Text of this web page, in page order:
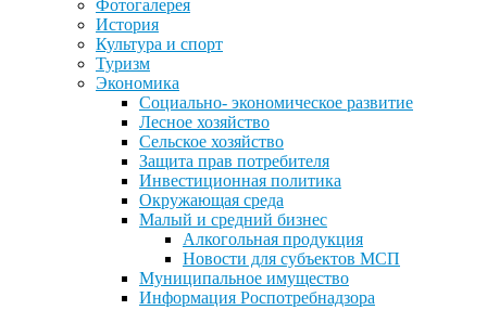
Фотогалерея
История
Культура и спорт
Туризм
Экономика
Социально- экономическое развитие
Лесное хозяйство
Сельское хозяйство
Защита прав потребителя
Инвестиционная политика
Окружающая среда
Малый и средний бизнес
Алкогольная продукция
Новости для субъектов МСП
Муниципальное имущество
Информация Роспотребнадзора